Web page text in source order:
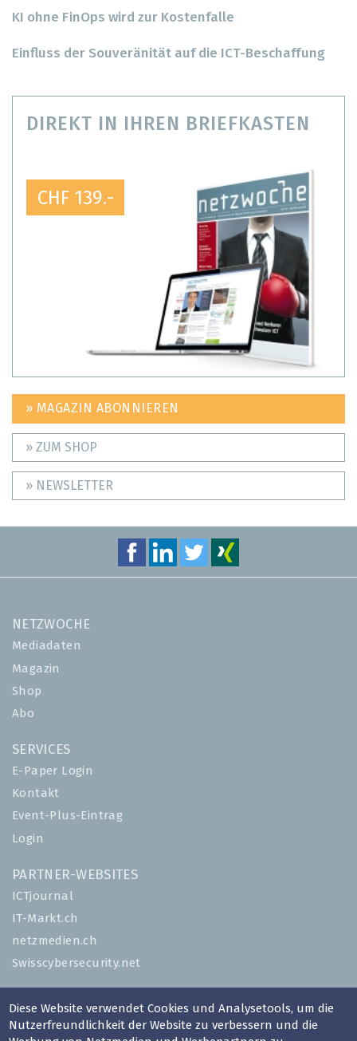
KI ohne FinOps wird zur Kostenfalle
Einfluss der Souveränität auf die ICT-Beschaffung
DIREKT IN IHREN BRIEFKASTEN
CHF 139.-
» MAGAZIN ABONNIEREN
» ZUM SHOP
» NEWSLETTER
NETZWOCHE
Mediadaten
Magazin
Shop
Abo
SERVICES
E-Paper Login
Kontakt
Event-Plus-Eintrag
Login
PARTNER-WEBSITES
ICTjournal
IT-Markt.ch
netzmedien.ch
Swisscybersecurity.net
© NETZMEDIEN AG 2026
Impressum
Diese Website verwendet Cookies und Analysetools, um die
Nutzerfreundlichkeit der Website zu verbessern und die